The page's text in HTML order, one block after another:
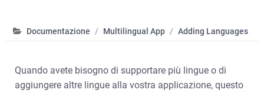
Documentazione Multilingual App Adding Languages
Quando avete bisogno di supportare più lingue o di
aggiungere altre lingue alla vostra applicazione, questo